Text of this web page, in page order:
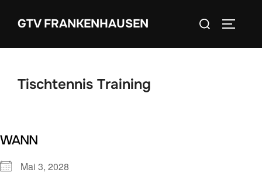
InhaltGTV FRANKENHAUSEN
Suchen
Tischtennis Training
WANN
Mai 3, 2028